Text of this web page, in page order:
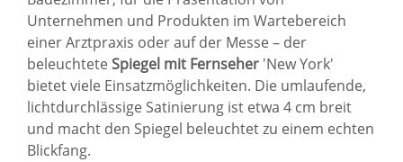
Unternehmen und Produkten im Wartebereich
einer Arztpraxis oder auf der Messe – der
beleuchtete Spiegel mit Fernseher 'New York'
bietet viele Einsatzmöglichkeiten. Die umlaufende,
lichtdurchlässige Satinierung ist etwa 4 cm breit
und macht den Spiegel beleuchtet zu einem echten
Blickfang.